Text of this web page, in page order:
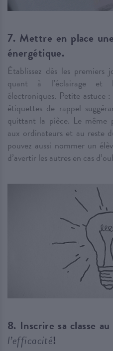
7. Mettre en place
énergétique.
Établissez dès les premiers
quant à l’éclairage et
électroniques. Petite astuce
étiquettes de rappel
quittant la pièce. Le même
aux ordinateurs et au reste
pouvez aussi nommer un
d’avertir les autres en cas
8. Inscrire sa classe
l’efficacité!